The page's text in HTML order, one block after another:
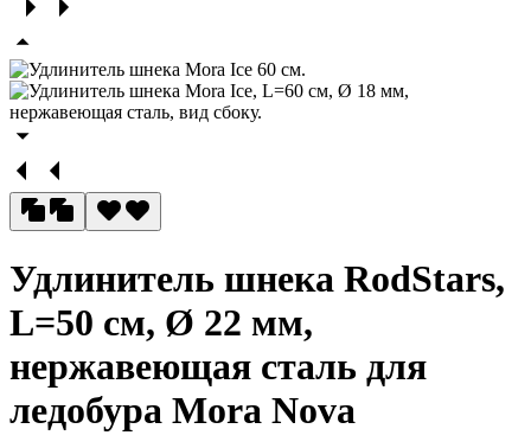
Удлинитель шнека RodStars,
L=50 см, Ø 22 мм,
нержавеющая сталь для
ледобура Mora Nova